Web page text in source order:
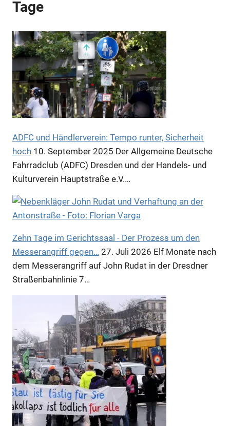
Anzeige
Tage
ADFC und Händlerverein: Tempo runter, Sicherheit
hoch 10. September 2025 Der Allgemeine Deutsche
Fahrradclub (ADFC) Dresden und der Handels- und
Kulturverein Hauptstraße e.V.…
Zehn Tage im Gerichtssaal - Der Prozess um den
Messerangriff gegen… 27. Juli 2026 Elf Monate nach
dem Messerangriff auf John Rudat in der Dresdner
Straßenbahnlinie 7…